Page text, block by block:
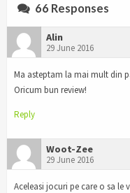
66 Responses
Alin
29 June 2016
Ma asteptam la mai mult din
Oricum bun review!
Reply
Woot-Zee
29 June 2016
Aceleasi jocuri pe care o sa